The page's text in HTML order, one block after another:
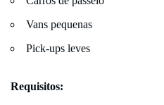
Vans pequenas
Pick-ups leves
Requisitos: